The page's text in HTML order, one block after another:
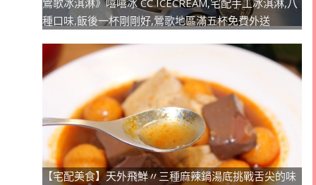
鶯歌冰淇淋》嘻嘻冰 CC ICECREAM,宅配手工冰淇淋,八
種口味,飯後一杯剛剛好,鶯歌地區滿五杯免費外送
【宅配美食】天外飛鮮〃三種麻辣鍋湯底挑戰舌尖的味